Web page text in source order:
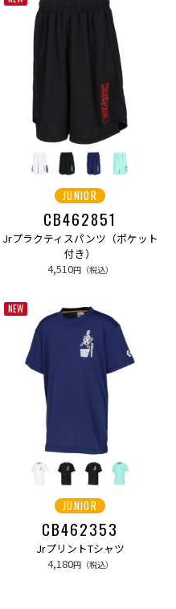
JUNIOR
CB462851
Jrプラクティスパンツ（ポケット
付き）
4,510円（税込）
NEW
JUNIOR
CB462353
JrプリントTシャツ
4,180円（税込）